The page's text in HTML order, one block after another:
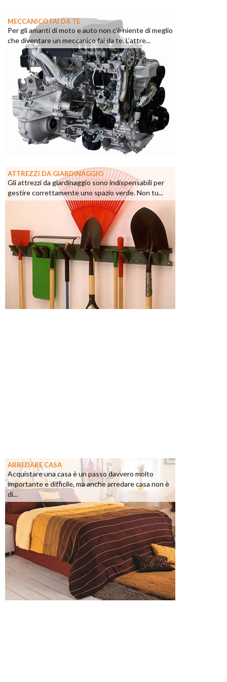
MECCANICO FAI DA TE
Per gli amanti di moto e auto non c’è niente di meglio
che diventare un meccanico fai da te. L’attre...
ATTREZZI DA GIARDINAGGIO
Gli attrezzi da giardinaggio sono indispensabili per
gestire correttamente uno spazio verde. Non tu...
ARREDARE CASA
Acquistare una casa è un passo davvero molto
importante e difficile, ma anche arredare casa non è
di...